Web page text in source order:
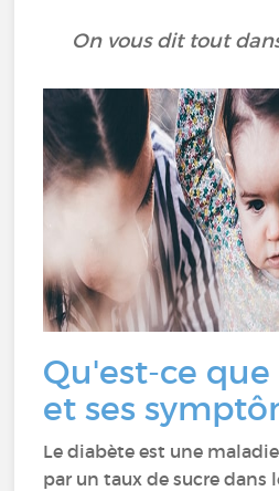
On vous dit tout
Qu'est-ce
et ses
Le diabète est une
par un taux de sucre dans